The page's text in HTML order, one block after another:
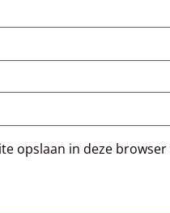
opslaan in deze